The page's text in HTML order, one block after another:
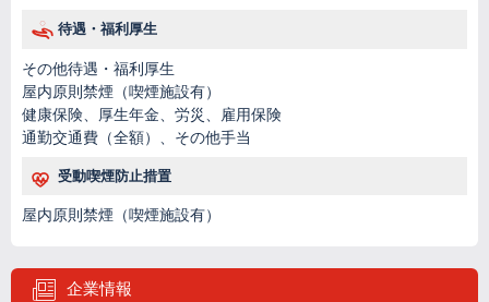
待遇・福利厚生
その他待遇・福利厚生
屋内原則禁煙（喫煙施設有）
健康保険、厚生年金、労災、雇用保険
通勤交通費（全額）、その他手当
受動喫煙防止措置
屋内原則禁煙（喫煙施設有）
企業情報